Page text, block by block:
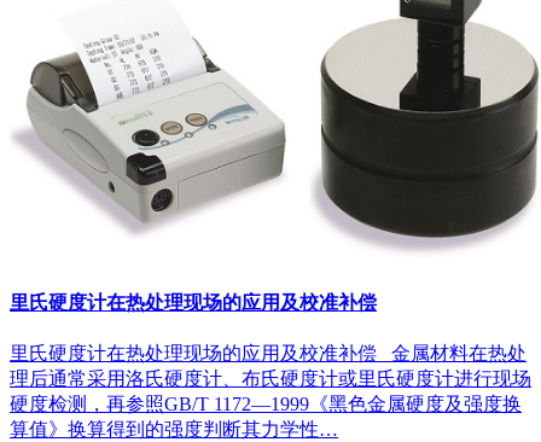
里氏硬度计在热处理现场的应用及校准补偿
里氏硬度计在热处理现场的应用及校准补偿 金属材料在热处
理后通常采用洛氏硬度计、布氏硬度计或里氏硬度计进行现场
硬度检测，再参照GB/T 1172—1999《黑色金属硬度及强度换
算值》换算得到的强度判断其力学性…